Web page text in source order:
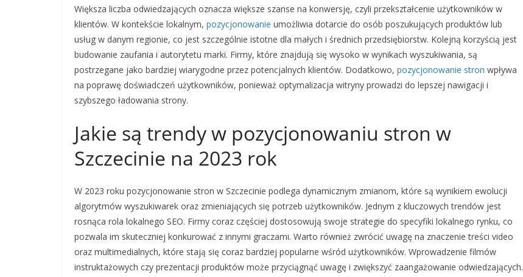
Większa liczba odwiedzających oznacza większe szanse na konwersję, czyli przekształcenie użytkowników w
klientów. W kontekście lokalnym, pozycjonowanie umożliwia dotarcie do osób poszukujących produktów lub
usług w danym regionie, co jest szczególnie istotne dla małych i średnich przedsiębiorstw. Kolejną korzyścią jest
budowanie zaufania i autorytetu marki. Firmy, które znajdują się wysoko w wynikach wyszukiwania, są
postrzegane jako bardziej wiarygodne przez potencjalnych klientów. Dodatkowo, pozycjonowanie stron wpływa
na poprawę doświadczeń użytkowników, ponieważ optymalizacja witryny prowadzi do lepszej nawigacji i
szybszego ładowania strony.
Jakie są trendy w pozycjonowaniu stron w
Szczecinie na 2023 rok
W 2023 roku pozycjonowanie stron w Szczecinie podlega dynamicznym zmianom, które są wynikiem ewolucji
algorytmów wyszukiwarek oraz zmieniających się potrzeb użytkowników. Jednym z kluczowych trendów jest
rosnąca rola lokalnego SEO. Firmy coraz częściej dostosowują swoje strategie do specyfiki lokalnego rynku, co
pozwala im skuteczniej konkurować z innymi graczami. Warto również zwrócić uwagę na znaczenie treści video
oraz multimedialnych, które stają się coraz bardziej popularne wśród użytkowników. Wprowadzenie filmów
instruktażowych czy prezentacji produktów może przyciągnąć uwagę i zwiększyć zaangażowanie odwiedzających.